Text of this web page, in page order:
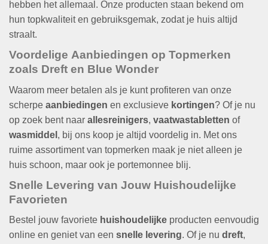
hebben het allemaal. Onze producten staan bekend om
hun topkwaliteit en gebruiksgemak, zodat je huis altijd
straalt.
Voordelige Aanbiedingen op Topmerken
zoals Dreft en Blue Wonder
Waarom meer betalen als je kunt profiteren van onze
scherpe aanbiedingen en exclusieve kortingen? Of je nu
op zoek bent naar allesreinigers, vaatwastabletten of
wasmiddel , bij ons koop je altijd voordelig in. Met ons
ruime assortiment van topmerken maak je niet alleen je
huis schoon, maar ook je portemonnee blij.
Snelle Levering van Jouw Huishoudelijke
Favorieten
Bestel jouw favoriete huishoudelijke producten eenvoudig
online en geniet van een snelle levering. Of je nu dreft,